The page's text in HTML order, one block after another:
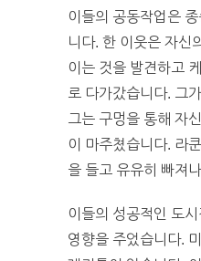
이들의 공동작업은
니다. 한 이웃은 자신
이는 것을 발견하고
로 다가갔습니다. 그
그는 구멍을 통해 자
이 마주쳤습니다. 라
을 들고 유유히 빠져
이들의 성공적인 도
영향을 주었습니다.